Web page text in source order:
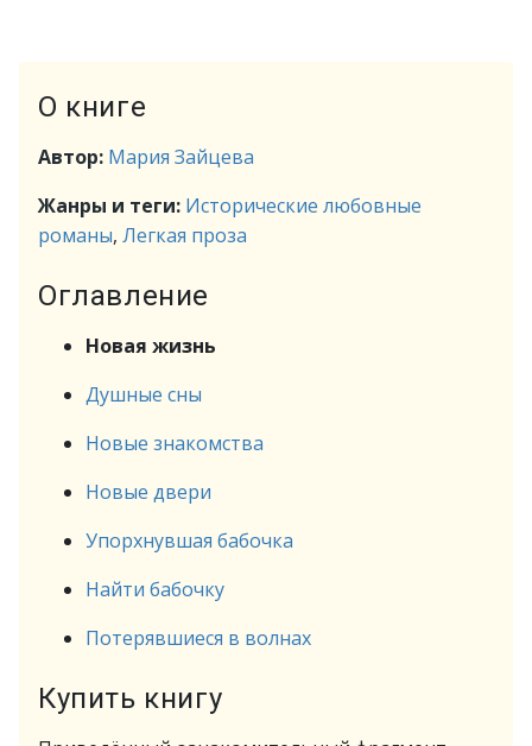
О книге
Автор: Мария Зайцева
Жанры и теги: Исторические любовные
романы, Легкая проза
Оглавление
Новая жизнь
Душные сны
Новые знакомства
Новые двери
Упорхнувшая бабочка
Найти бабочку
Потерявшиеся в волнах
Купить книгу